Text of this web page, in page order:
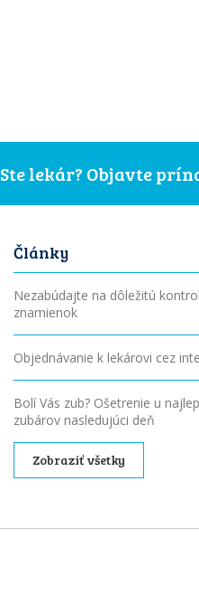
Ste lekár? Objavte
Články
Nezabúdajte na dôležitú
znamienok
Objednávanie k lekárovi cez
Bolí Vás zub? Ošetrenie u
zubárov nasledujúci deň
Zobraziť všetky